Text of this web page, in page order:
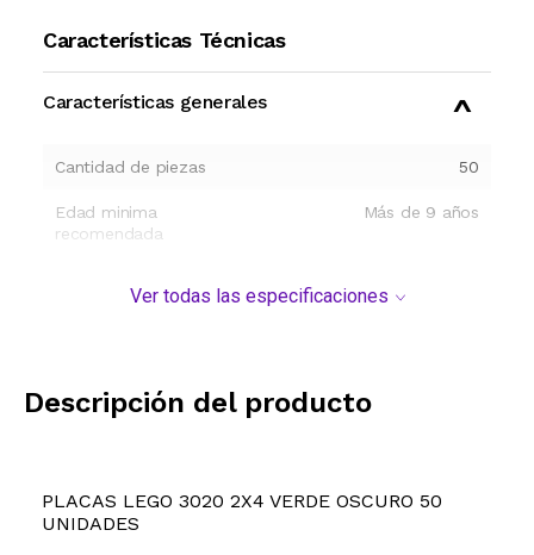
Características Técnicas
Características generales
Cantidad de piezas 50
Edad minima
recomendada
Más de 9 años
Ver todas las especificaciones
Descripción del producto
PLACAS LEGO 3020 2X4 VERDE OSCURO 50
UNIDADES